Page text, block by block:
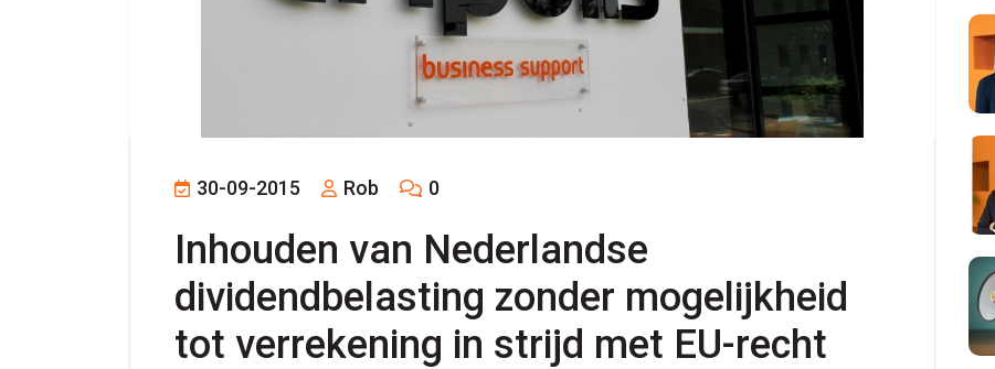
30-09-2015 Rob 0
Inhouden van Nederlandse
dividendbelasting zonder mogelijkheid
tot verrekening in strijd met EU-recht